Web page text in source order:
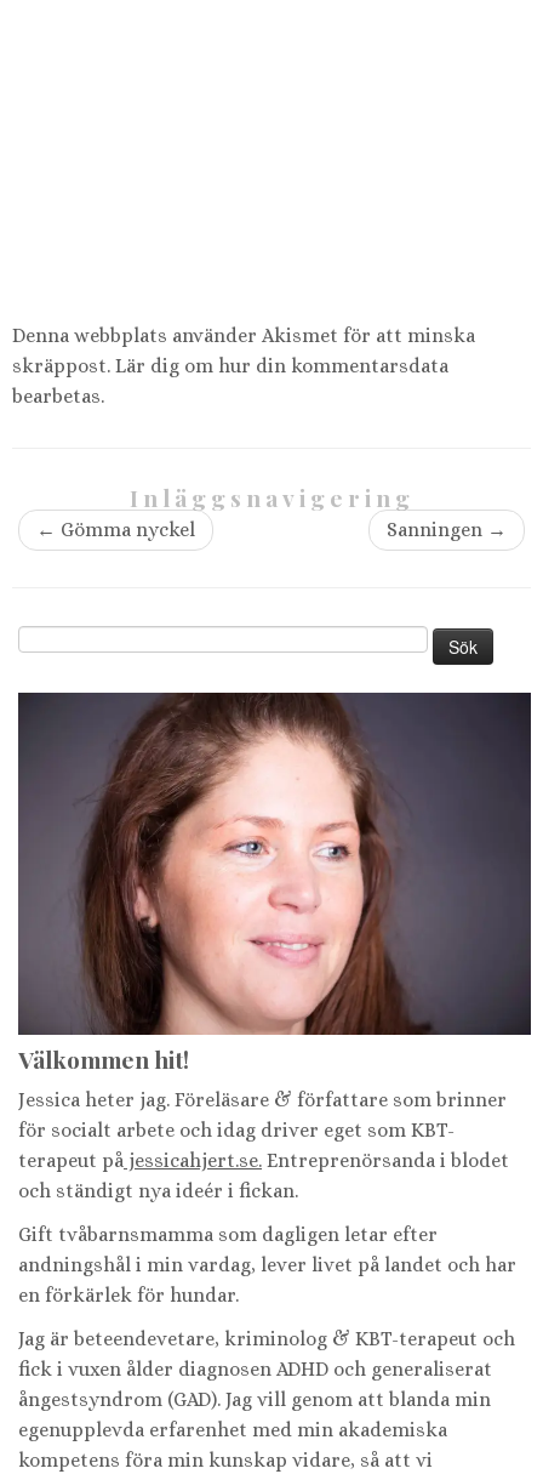
Denna webbplats använder Akismet för att minska
skräppost. Lär dig om hur din kommentarsdata
bearbetas.
Inläggsnavigering
← Gömma nyckel Sanningen →
Välkommen hit!
Jessica heter jag. Föreläsare & författare som brinner
för socialt arbete och idag driver eget som KBT-
terapeut på jessicahjert.se. Entreprenörsanda i blodet
och ständigt nya ideér i fickan.
Gift tvåbarnsmamma som dagligen letar efter
andningshål i min vardag, lever livet på landet och har
en förkärlek för hundar.
Jag är beteendevetare, kriminolog & KBT-terapeut och
fick i vuxen ålder diagnosen ADHD och generaliserat
ångestsyndrom (GAD). Jag vill genom att blanda min
egenupplevda erfarenhet med min akademiska
kompetens föra min kunskap vidare, så att vi